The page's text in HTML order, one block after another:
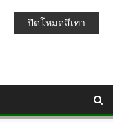
ปิดโหมดสีเทา